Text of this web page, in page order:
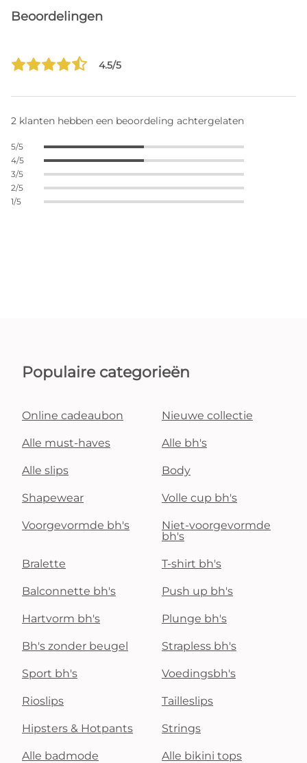
Beoordelingen
4.5/5
2 klanten hebben een beoordeling achtergelaten
5/5
4/5
3/5
2/5
1/5
Populaire categorieën
Online cadeaubon Nieuwe collectie
Alle must-haves Alle bh's
Alle slips Body
Shapewear Volle cup bh's
Voorgevormde bh's
Niet-voorgevormde
bh's
Bralette T-shirt bh's
Balconnette bh's Push up bh's
Hartvorm bh's Plunge bh's
Bh's zonder beugel Strapless bh's
Sport bh's Voedingsbh's
Rioslips Tailleslips
Hipsters & Hotpants Strings
Alle badmode Alle bikini tops